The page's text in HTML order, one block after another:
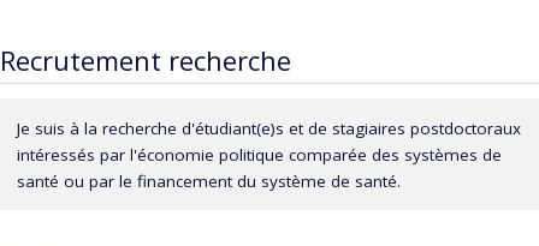
et sur le système de santé canadien.
Recrutement recherche
Je suis à la recherche d'étudiant(e)s et de stagiaires postdoctoraux
intéressés par l'économie politique comparée des systèmes de
santé ou par le financement du système de santé.